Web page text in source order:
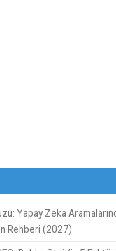
Yapay Zeka
Rehberi (2027)